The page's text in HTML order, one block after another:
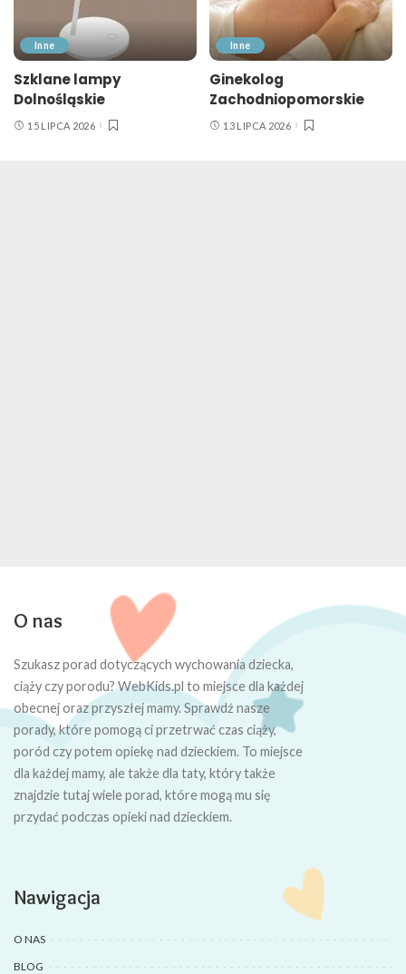
Inne
Szklane lampy
Dolnośląskie
15 LIPCA 2026
Inne
Ginekolog
Zachodniopomorskie
13 LIPCA 2026
O nas
Szukasz porad dotyczących wychowania dziecka,
ciąży czy porodu? WebKids.pl to miejsce dla każdej
obecnej oraz przyszłej mamy. Sprawdź nasze
porady, które pomogą ci przetrwać czas ciąży,
poród czy potem opiekę nad dzieckiem. To miejsce
dla każdej mamy, ale także dla taty, który także
znajdzie tutaj wiele porad, które mogą mu się
przydać podczas opieki nad dzieckiem.
Nawigacja
O NAS
BLOG